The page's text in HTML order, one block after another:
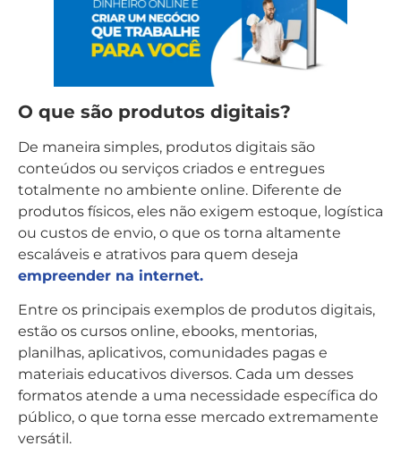
O que são produtos digitais?
De maneira simples, produtos digitais são
conteúdos ou serviços criados e entregues
totalmente no ambiente online. Diferente de
produtos físicos, eles não exigem estoque, logística
ou custos de envio, o que os torna altamente
escaláveis e atrativos para quem deseja
empreender na internet.
Entre os principais exemplos de produtos digitais,
estão os cursos online, ebooks, mentorias,
planilhas, aplicativos, comunidades pagas e
materiais educativos diversos. Cada um desses
formatos atende a uma necessidade específica do
público, o que torna esse mercado extremamente
versátil.